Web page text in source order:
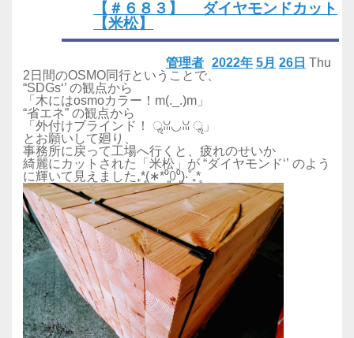
【＃６８３】 ダイヤモンドカット
【米松】
2022年 5月 26日 Thu
管理者
2日間のOSMO同行ということで、
“SDGs‘’ の観点から
「木にはosmoカラー！m(._.)m」
“省エネ” の観点から
「外付けブラインド！ ॢꈍ◡ꈍ ॢ」
とお願いして廻り、
事務所に戻って工場へ行くと、疲れのせいか
綺麗にカットされた「米松」が “ダイヤモンド‘’ のよう
に輝いて見えました₊*̥(∗︎*⁰͈꒨⁰͈)‧˚₊*̥